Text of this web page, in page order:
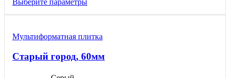
900,00 ₽
Выберите параметры
вариаций.
можно
Мультиформатная плитка
Старый город, 60мм